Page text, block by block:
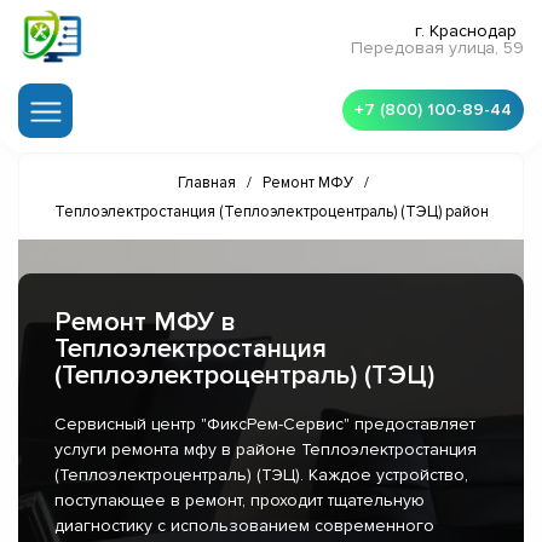
г. Краснодар
Передовая улица, 59
+7 (800) 100-89-44
Главная / Ремонт МФУ /
Теплоэлектростанция (Теплоэлектроцентраль) (ТЭЦ) район
Ремонт МФУ в
Теплоэлектростанция
(Теплоэлектроцентраль) (ТЭЦ)
Сервисный центр "ФиксРем-Сервис" предоставляет
услуги ремонта мфу в районе Теплоэлектростанция
(Теплоэлектроцентраль) (ТЭЦ). Каждое устройство,
поступающее в ремонт, проходит тщательную
диагностику с использованием современного